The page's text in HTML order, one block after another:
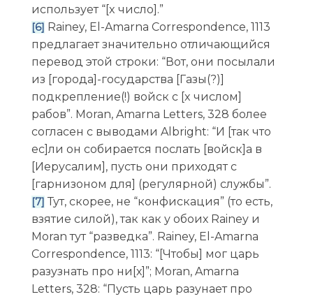
использует “[x число].”
[6] Rainey, El-Amarna Correspondence, 1113
предлагает значительно отличающийся
перевод этой строки: “Вот, они посылали
из [города]-государства [Газы(?)]
подкрепление(!) войск с [x числом]
рабов”. Moran, Amarna Letters, 328 более
согласен с выводами Albright: “И [так что
ес]ли он собирается послать [войск]а в
[Иерусалим], пусть они приходят с
[гарнизоном для] (регулярной) службы”.
[7] Тут, скорее, не “конфискация” (то есть,
взятие силой), так как у обоих Rainey и
Moran тут “разведка”. Rainey, El-Amarna
Correspondence, 1113: “[Чтобы] мог царь
разузнать про ни[х]”; Moran, Amarna
Letters, 328: “Пусть царь разунает про